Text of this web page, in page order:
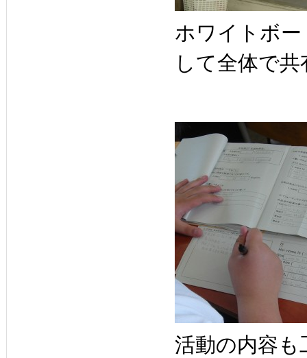
ホワイトボ
して全体で共
活動の内容